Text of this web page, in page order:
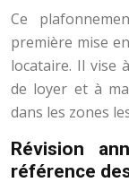
Ce
première mise
locataire. Il vise
de loyer et à
dans les zones
Révision
référence